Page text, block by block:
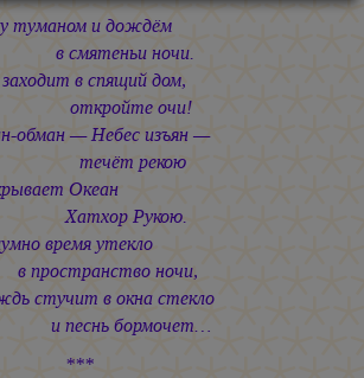
туманом и дождём
ночи.
в спящий дом,
очи!
обман — Небес изъян —
рекою
Океан
Рукою.
время утекло
ночи,
стучит в окна стекло
бормочет…